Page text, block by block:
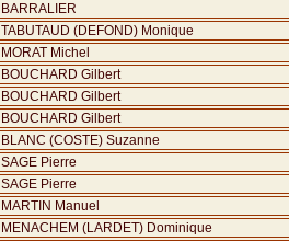
BARRALIER
TABUTAUD (DEFOND) Monique
MORAT Michel
BOUCHARD Gilbert
BOUCHARD Gilbert
BOUCHARD Gilbert
BLANC (COSTE) Suzanne
SAGE Pierre
SAGE Pierre
MARTIN Manuel
MENACHEM (LARDET) Dominique